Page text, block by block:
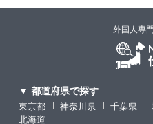
外国人専
▼ 都道府県で探す
東京都 神奈川県 千葉県
北海道